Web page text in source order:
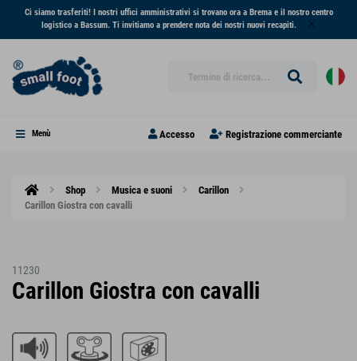
Ci siamo trasferiti! I nostri uffici amministrativi si trovano ora a Brema e il nostro centro
logistico a Bassum. Ti invitiamo a prendere nota dei nostri nuovi recapiti.
Menù Accesso Registrazione commerciante
Shop Musica e suoni
Carillon
Carillon Giostra con cavalli
11230
Carillon Giostra con cavalli